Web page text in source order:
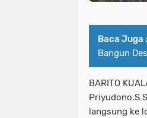
Baca Juga :
Bangun
BARITO
langsung ke